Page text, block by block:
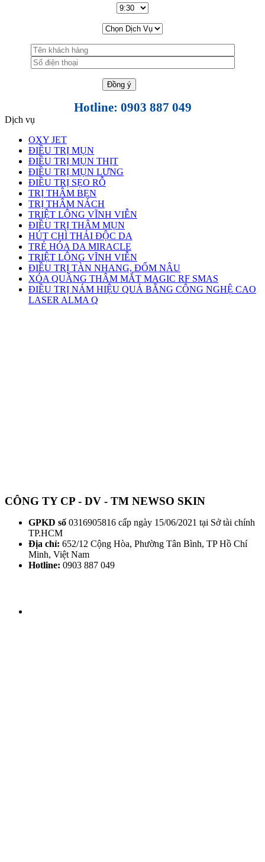
Hotline: 0903 887 049
Dịch vụ
OXY JET
ĐIỀU TRỊ MỤN
ĐIỀU TRỊ MỤN THỊT
ĐIỀU TRỊ MỤN LƯNG
ĐIỀU TRỊ SẸO RỖ
TRỊ THÂM BẸN
TRỊ THÂM NÁCH
TRIỆT LÔNG VĨNH VIỄN
ĐIỀU TRỊ THÂM MỤN
HÚT CHÌ THẢI ĐỘC DA
TRẺ HÓA DA MIRACLE
TRIỆT LÔNG VĨNH VIỄN
ĐIỀU TRỊ TÀN NHANG, ĐỐM NÂU
XÓA QUẦNG THÂM MẮT MAGIC RF SMAS
ĐIỀU TRỊ NÁM HIỆU QUẢ BẰNG CÔNG NGHỆ CAO
LASER ALMA Q
CÔNG TY CP - DV - TM NEWSO SKIN
GPKD số 0316905816 cấp ngày 15/06/2021 tại Sở tài chính
TP.HCM
Địa chỉ: 652/12 Cộng Hòa, Phường Tân Bình, TP Hồ Chí
Minh, Việt Nam
Hotline: 0903 887 049